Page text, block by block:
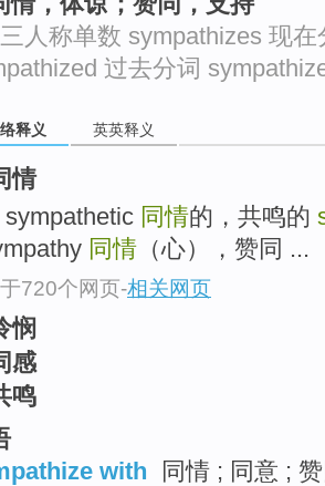
人称单数 sympathizes 现
过去分词
释义 英英释义
情
sympathetic 同情的，共鸣的
同情 （心），赞同 ...
720个网页-相关网页
悯
感
鸣
with
同情 ; 同意 ;